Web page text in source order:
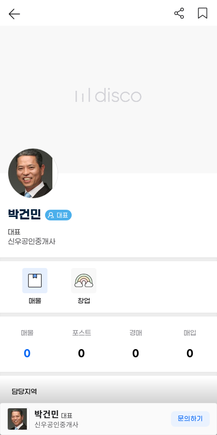
박건민 대표
대표
신우공인중개사
매물 창업
매물
0
포스트
0
경매
0
매입
0
담당지역
전화 박건민 대표
신우공인중개사
문의하기